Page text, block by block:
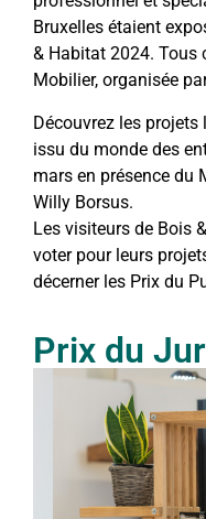
Bruxelles étaient
& Habitat 2024. Tous
Mobilier, organisée
Découvrez les
issu du monde des
mars en présence du
Willy Borsus.
Les visiteurs de Bois
voter pour leurs
décerner les Prix du
Prix du